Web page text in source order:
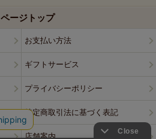
ページトップ
お支払い方法
ギフトサービス
プライバシーポリシー
特定商取引法に基づく表記
店舗案内